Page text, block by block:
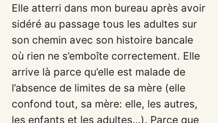
Elle atterri dans mon bureau après avoir
sidéré au passage tous les adultes sur
son chemin avec son histoire bancale
où rien ne s’emboîte correctement. Elle
arrive là parce qu’elle est malade de
l’absence de limites de sa mère (elle
confond tout, sa mère: elle, les autres,
les enfants et les adultes…). Parce que